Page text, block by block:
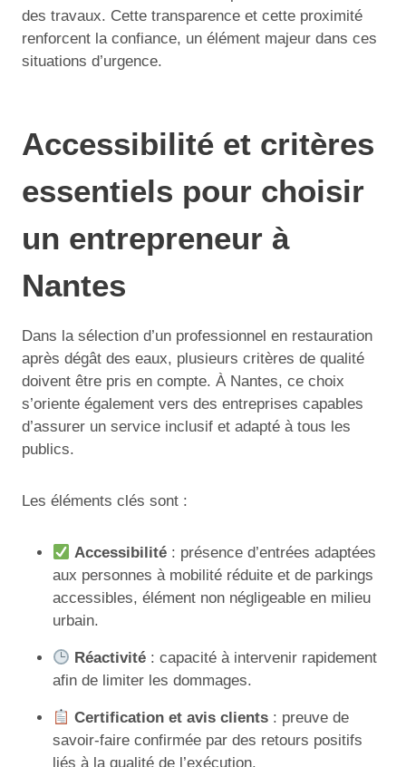
des travaux. Cette transparence et cette proximité
renforcent la confiance, un élément majeur dans ces
situations d’urgence.
Accessibilité et critères
essentiels pour choisir
un entrepreneur à
Nantes
Dans la sélection d’un professionnel en restauration
après dégât des eaux, plusieurs critères de qualité
doivent être pris en compte. À Nantes, ce choix
s’oriente également vers des entreprises capables
d’assurer un service inclusif et adapté à tous les
publics.
Les éléments clés sont :
Accessibilité : présence d’entrées adaptées
aux personnes à mobilité réduite et de parkings
accessibles, élément non négligeable en milieu
urbain.
Réactivité : capacité à intervenir rapidement
afin de limiter les dommages.
Certification et avis clients : preuve de
savoir-faire confirmée par des retours positifs
liés à la qualité de l’exécution.